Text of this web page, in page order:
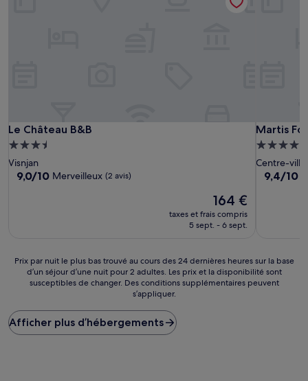
Le Château B&B
Le Château B&B
Hébergement
3.5 étoiles
Visnjan
9.0
9,0/10 Merveilleux (2 avis)
Le
nouveau
prix
164 €
164 €
taxes et frais compris
5 sept. - 6 sept.
Martis
Martis
4.0 étoiles
Centre-
9.4
9,4/10
Prix
plus
bas
trouvé
Prix par nuit le plus bas trouvé au cours des 24 dernières heures sur la base
d’un séjour d’une nuit pour 2 adultes. Les prix et la disponibilité sont
susceptibles de changer. Des conditions supplémentaires peuvent
s’appliquer.
Afficher plus d’hébergements